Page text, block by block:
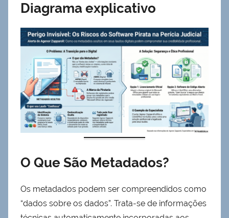
Diagrama explicativo
O Que São Metadados?
Os metadados podem ser compreendidos como
“dados sobre os dados”. Trata-se de informações